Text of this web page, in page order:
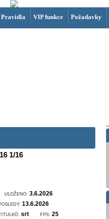
Pravidla VIP funkce Požadavky
1/16
ULOŽENO: 3.6.2026
13.6.2026
srt FPS: 25